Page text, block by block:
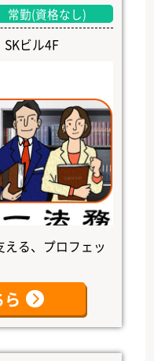
常勤(資格なし)
ビル4F
る、プロフェッ